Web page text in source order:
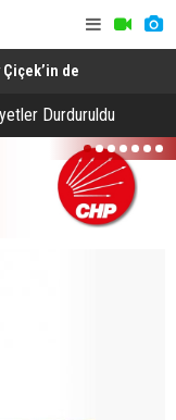
de
Yeniden
Durduruldu
1 2 3 4 5 6 7